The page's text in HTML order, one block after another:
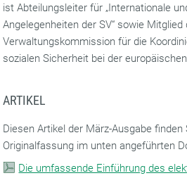
ist Abteilungsleiter für „Internationale
Angelegenheiten der SV“ sowie Mitglied
Verwaltungskommission für die
sozialen Sicherheit bei der
ARTIKEL
Diesen Artikel der März-Ausgabe finden
Originalfassung im unten angeführten
Die umfassende Einführung des